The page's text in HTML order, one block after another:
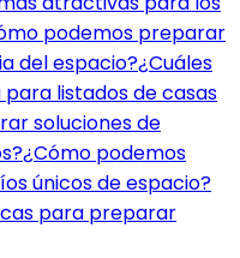
podemos preparar
del espacio?¿Cuáles
listados de casas
soluciones de
¿Cómo podemos
únicos de espacio?
para preparar